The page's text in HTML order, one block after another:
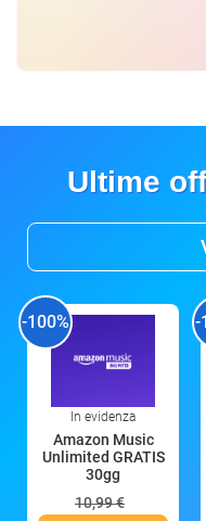
Ultime
-100%
In evidenza
Amazon Music
Unlimited GRATIS
30gg
10,99 €
-